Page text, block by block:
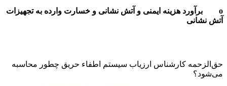
o برآورد هزینه ایمنی و آتش نشانی و خسارت وارده به تجهیزات
آتش نشانی
حق‌الزحمه کارشناس ارزیاب سیستم اطفاء حریق چطور محاسبه
می‌شود؟